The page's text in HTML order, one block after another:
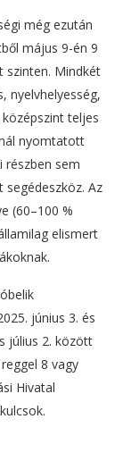
még ezután
május 9-én 9
szinten. Mindkét
nyelvhelyesség,
teljes
nyomtatott
részben sem
Az
(60–100 %
elismert
június 3. és
július 2. között
8 vagy
Hivatal